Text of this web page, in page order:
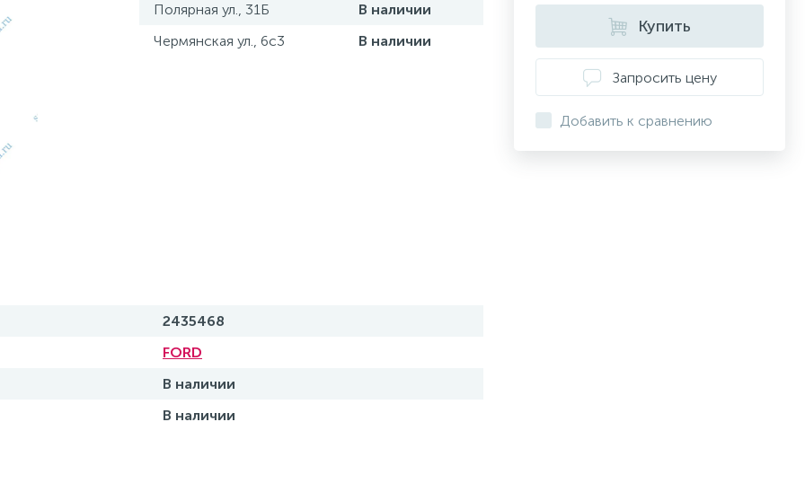
Полярная ул., 31Б
В наличии
Чермянская ул., 6с3
В наличии
2435468
FORD
В наличии
В наличии
Купить
Запросить цену
Добавить к сравнению